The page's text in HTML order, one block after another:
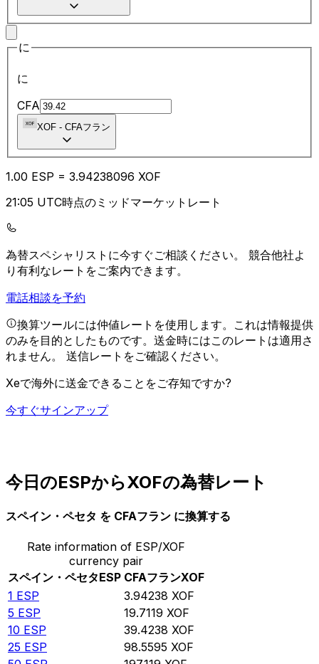
に
に
CFA
XOF - CFAフラン
1.00 ESP = 3.94238096 XOF
21:05 UTC時点のミッドマーケットレート
為替スペシャリストに今すぐご相談ください。 競合他社よ
り有利なレートをご案内できます。
電話相談を予約
換算ツールには仲値レートを使用します。これは情報提供
のみを目的としたものです。送金時にはこのレートは適用さ
れません。 送信レートをご確認ください。
Xeで海外に送金できることをご存知ですか?
今すぐサインアップ
今日のESPからXOFの為替レート
スペイン・ペセタ を CFAフラン に換算する
Rate information of ESP/XOF
currency pair
スペイン・ペセタESP CFAフランXOF
1 ESP 3.94238 XOF
5 ESP 19.7119 XOF
10 ESP 39.4238 XOF
25 ESP 98.5595 XOF